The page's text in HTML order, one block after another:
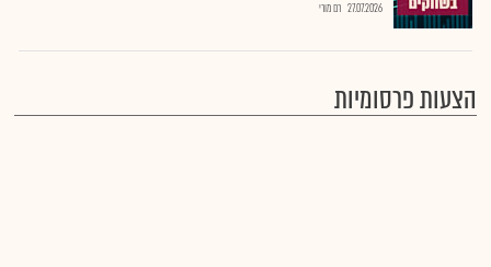
27.07.2026 רם מורי
הצעות פרסומיות